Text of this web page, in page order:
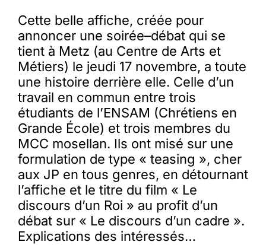
La revue Responsables
Cette belle affiche, créée pour
annoncer une soirée–débat qui se
tient à Metz (au Centre de Arts et
Métiers) le jeudi 17 novembre, a toute
une histoire derrière elle. Celle d’un
travail en commun entre trois
étudiants de l’ENSAM (Chrétiens en
Grande École) et trois membres du
MCC mosellan. Ils ont misé sur une
formulation de type « teasing », cher
aux JP en tous genres, en détournant
l’affiche et le titre du film « Le
discours d’un Roi » au profit d’un
débat sur « Le discours d’un cadre ».
Explications des intéressés…